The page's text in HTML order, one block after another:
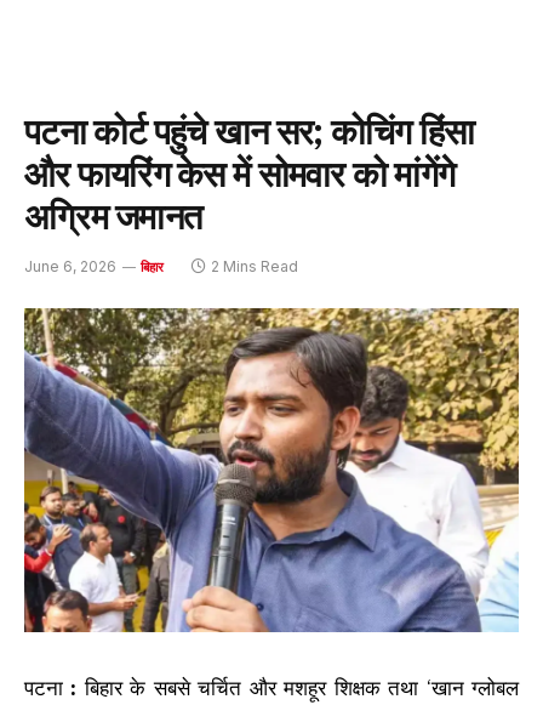
पटना कोर्ट पहुंचे खान सर; कोचिंग हिंसा
और फायरिंग केस में सोमवार को मांगेंगे
अग्रिम जमानत
June 6, 2026 बिहार 2 Mins Read
पटना : बिहार के सबसे चर्चित और मशहूर शिक्षक तथा ‘खान ग्लोबल